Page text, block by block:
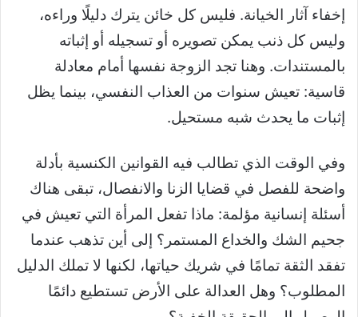
إخفاء آثار الخيانة. فليس كل خائن يترك دليلًا وراءه،
وليس كل ذنب يمكن تصويره أو تسجيله أو إثباته
بالمستندات. وهنا تجد الزوجة نفسها أمام معادلة
قاسية: تعيش سنوات من العذاب النفسي، بينما يظل
إثبات ما يحدث شبه مستحيل.
وفي الوقت الذي تطالب فيه القوانين الكنسية بأدلة
واضحة للفصل في قضايا الزنا والانفصال، تبقى هناك
أسئلة إنسانية مؤلمة: ماذا تفعل المرأة التي تعيش في
جحيم الشك والخداع المستمر؟ إلى أين تذهب عندما
تفقد الثقة تمامًا في شريك حياتها، لكنها لا تملك الدليل
المطلوب؟ وهل العدالة على الأرض تستطيع دائمًا